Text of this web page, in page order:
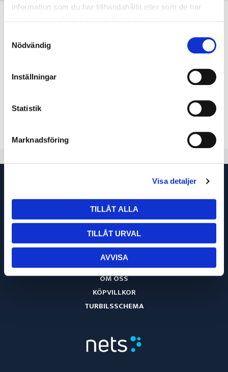
information som du har tillhandahållit eller som de har
Nödvändig
Inställningar
Statistik
Marknadsföring
Visa detaljer
TILLÅT ALLA
TILLÅT URVAL
AVVISA
Linde 57Y04
Spännhylsa 2.4mm Stora
54
OM OSS
KÖPVILLKOR
TURBILSSCHEMA